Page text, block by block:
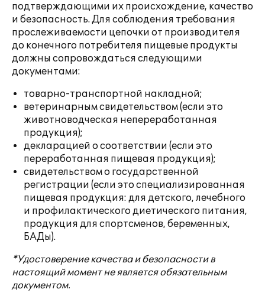
подтверждающими их происхождение, качество
и безопасность. Для соблюдения требования
прослеживаемости цепочки от производителя
до конечного потребителя пищевые продукты
должны сопровождаться следующими
документами:
товарно-транспортной накладной;
ветеринарным свидетельством (если это
животноводческая непереработанная
продукция);
декларацией о соответствии (если это
переработанная пищевая продукция);
свидетельством о государственной
регистрации (если это специализированная
пищевая продукция: для детского, лечебного
и профилактического диетического питания,
продукция для спортсменов, беременных,
БАДы).
*Удостоверение качества и безопасности в
настоящий момент не является обязательным
документом.